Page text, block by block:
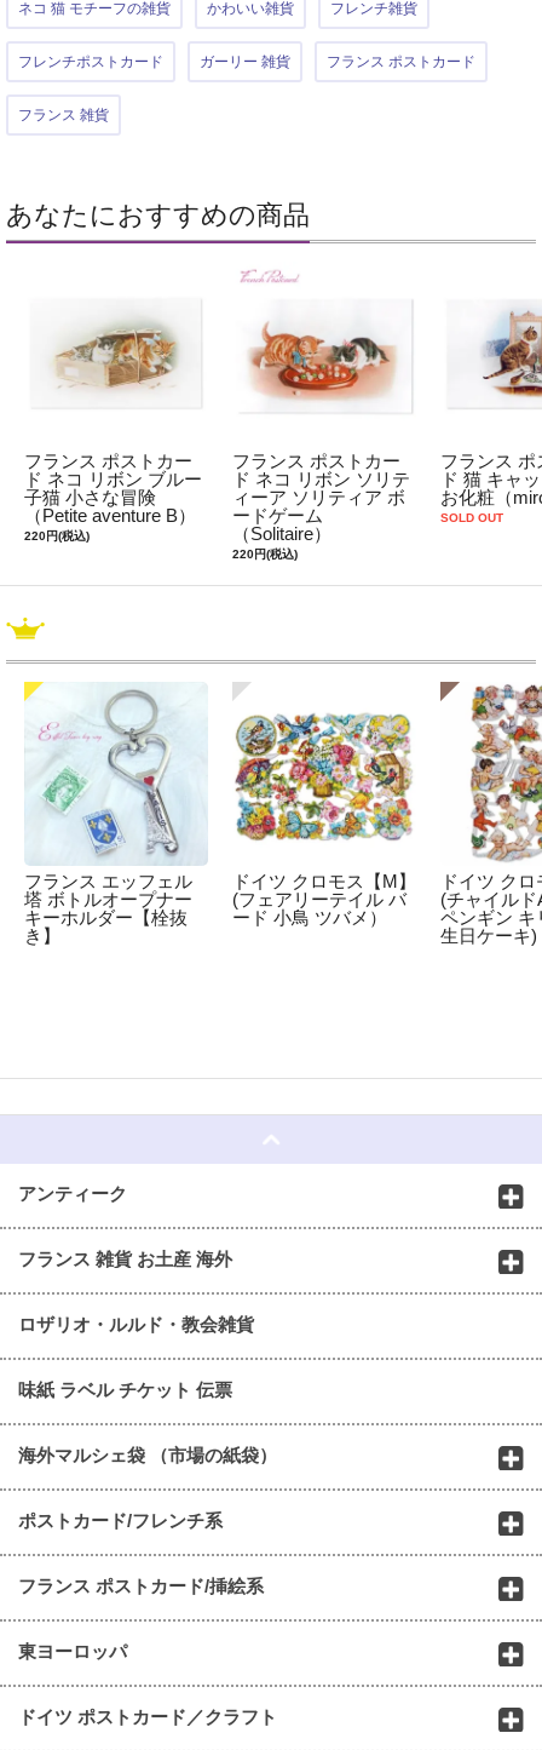
ネコ 猫 モチーフの雑貨 かわいい雑貨 フレンチ雑貨
フレンチポストカード ガーリー 雑貨 フランス ポストカード
フランス 雑貨
あなたにおすすめの商品
フランス ポストカー
ド ネコ リボン ブルー
子猫 小さな冒険
（Petite aventure B）
220円(税込)
フランス ポストカー
ド ネコ リボン ソリテ
ィーア ソリティア ボ
ードゲーム
（Solitaire）
220円(税込)
フランス ポ
ド 猫 キャ
お化粧（
SOLD OUT
フランス エッフェル
塔 ボトルオープナー
キーホルダー【栓抜
き】
ドイツ クロモス【M】
(フェアリーテイル バ
ード 小鳥 ツバメ）
ドイツ ク
(チャイルド
ペンギン キ
生日ケーキ)
アンティーク
フランス 雑貨 お土産 海外
ロザリオ・ルルド・教会雑貨
味紙 ラベル チケット 伝票
海外マルシェ袋 （市場の紙袋）
ポストカード/フレンチ系
フランス ポストカード/挿絵系
東ヨーロッパ
ドイツ ポストカード／クラフト